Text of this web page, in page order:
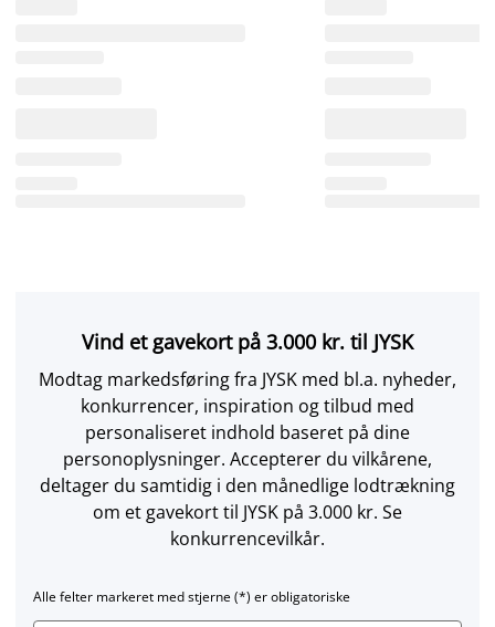
Vind et gavekort på 3.000 kr. til JYSK
Modtag markedsføring fra JYSK med bl.a. nyheder,
konkurrencer, inspiration og tilbud med
personaliseret indhold baseret på dine
personoplysninger. Accepterer du vilkårene,
deltager du samtidig i den månedlige lodtrækning
om et gavekort til JYSK på 3.000 kr. Se
konkurrencevilkår.
Alle felter markeret med stjerne (*) er obligatoriske